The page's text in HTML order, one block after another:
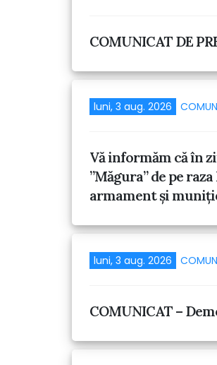
COMUNICAT DE
luni, 3 aug. 2026
Vă informăm că în
”Măgura” de pe
armament și
luni, 3 aug. 2026
COMUNICAT –